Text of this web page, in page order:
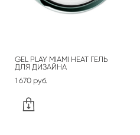
GEL PLAY MIAMI HEAT ГЕЛЬ
ДЛЯ ДИЗАЙНА
1 670 pуб.